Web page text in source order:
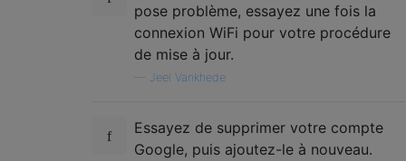
pose problème, essayez une fois la
connexion WiFi pour votre procédure
de mise à jour.
Jeel Vankhede
Essayez de supprimer votre compte
Google, puis ajoutez-le à nouveau.